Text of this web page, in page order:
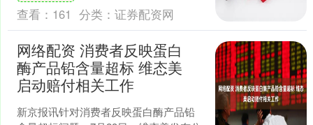
查看： 161 分类： 证券配资网
网络配资 消费者反映蛋白
酶产品铅含量超标 维态美
启动赔付相关工作
新京报讯针对消费者反映蛋白酶产品铅